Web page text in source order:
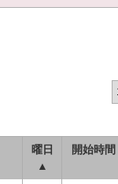
曜日
▲
開始時間